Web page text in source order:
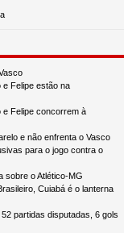
e Felipe estão na
e Felipe concorrem à
e não enfrenta o Vasco
para o jogo contra o
sobre o Atlético-MG
Cuiabá é o lanterna
partidas disputadas, 6 gols